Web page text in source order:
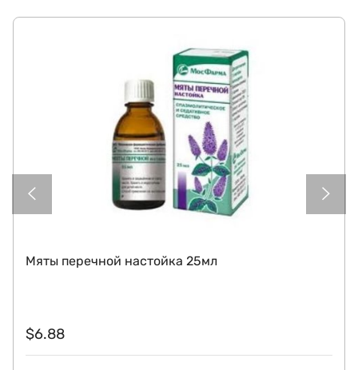
Мяты перечной настойка 25мл
$6.88